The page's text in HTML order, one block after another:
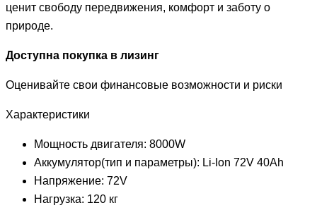
ценит свободу передвижения, комфорт и заботу о
природе.
Доступна покупка в лизинг
Оценивайте свои финансовые возможности и риски
Характеристики
Мощность двигателя: 8000W
Аккумулятор(тип и параметры): Li-Ion 72V 40Ah
Напряжение: 72V
Нагрузка: 120 кг